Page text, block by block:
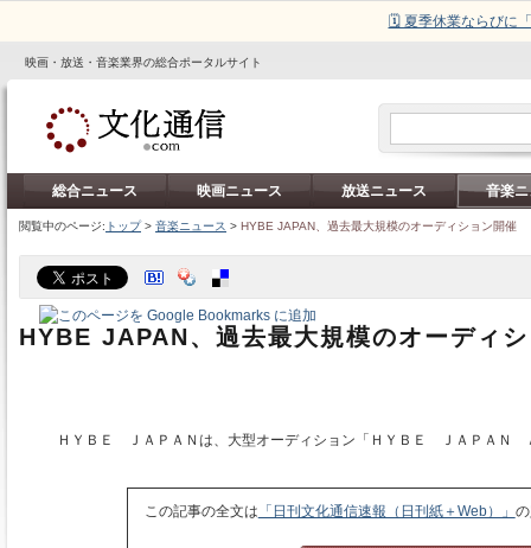
🗓️ 夏季休業ならびに
映画・放送・音楽業界の総合ポータルサイト
総合ニュース 映画ニュース 放送ニュース 音楽
閲覧中のページ: トップ> 音楽ニュース > HYBE JAPAN、過去最大規模のオーディション開催
HYBE JAPAN、過去最大規模のオーディ
ＨＹＢＥ ＪＡＰＡＮは、大型オーディション「ＨＹＢＥ ＪＡＰＡ
この記事の全文は 「日刊文化通信速報（日刊紙＋Web）」